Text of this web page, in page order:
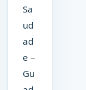
Sa
ud
ad
e –
Gu